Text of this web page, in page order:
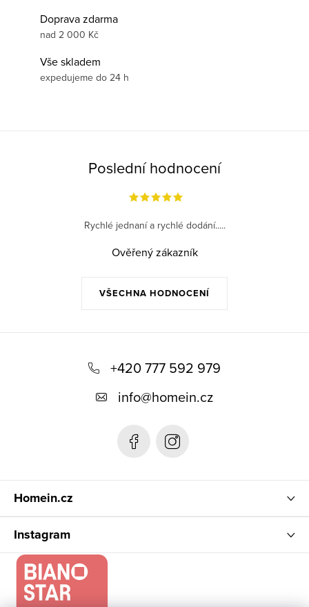
Doprava zdarma
nad 2 000 Kč
Vše skladem
expedujeme do 24 h
Poslední hodnocení
VŠECHNA HODNOCENÍ
Rychlé jednaní a rychlé dodání.....
Ověřený zákazník
+420 777 592 979
info@homein.cz
Homein.cz
Instagram